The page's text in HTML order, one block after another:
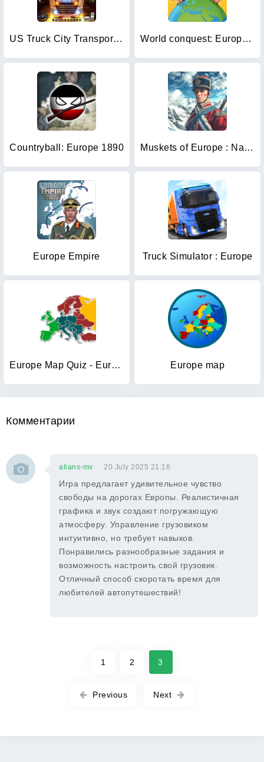
US Truck City Transport Sim 3d World conquest: Europe 1812
Countryball: Europe 1890 Muskets of Europe : Napoleon
Europe Empire Truck Simulator : Europe
Europe Map Quiz - European Cou Europe map
Комментарии
alians-mv 20 July 2025 21:16
Игра предлагает удивительное чувство
свободы на дорогах Европы. Реалистичная
графика и звук создают погружающую
атмосферу. Управление грузовиком
интуитивно, но требует навыков.
Понравились разнообразные задания и
возможность настроить свой грузовик.
Отличный способ скоротать время для
любителей автопутешествий!
Previous
1 2 3
Next